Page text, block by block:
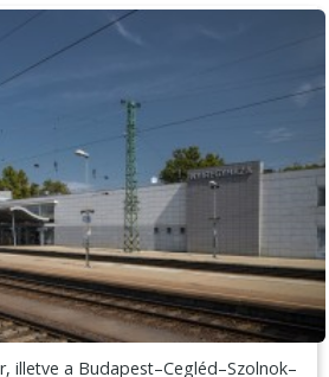
illetve a Budapest–Cegléd–Szolnok–